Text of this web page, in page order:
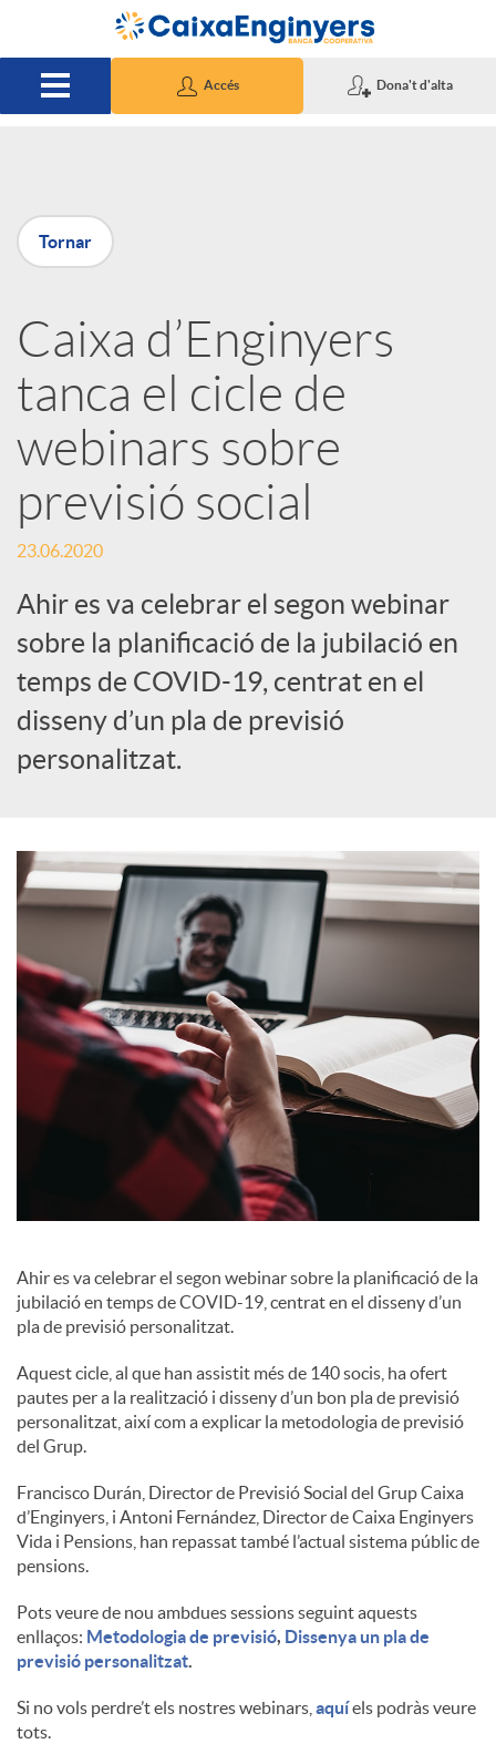
Salta al contingut principal
Accés Dona't d'alta
P
u
b
l
i
c
a
d
o
r
d
e
c
o
t
i
n
g
u
t
s
Tornar
Caixa d’Enginyers
tanca el cicle de
webinars sobre
previsió social
23.06.2020
Ahir es va celebrar el segon webinar
sobre la planificació de la jubilació en
temps de COVID-19, centrat en el
disseny d’un pla de previsió
personalitzat.
Ahir es va celebrar el segon webinar sobre la planificació de la
jubilació en temps de COVID-19, centrat en el disseny d’un
pla de previsió personalitzat.
Aquest cicle, al que han assistit més de 140 socis, ha ofert
pautes per a la realització i disseny d’un bon pla de previsió
personalitzat, així com a explicar la metodologia de previsió
del Grup.
Francisco Durán, Director de Previsió Social del Grup Caixa
d’Enginyers, i Antoni Fernández, Director de Caixa Enginyers
Vida i Pensions, han repassat també l’actual sistema públic de
pensions.
Pots veure de nou ambdues sessions seguint aquests
enllaços: Metodologia de previsió, Dissenya un pla de
previsió personalitzat.
Si no vols perdre’t els nostres webinars, aquíels podràs veure
tots.